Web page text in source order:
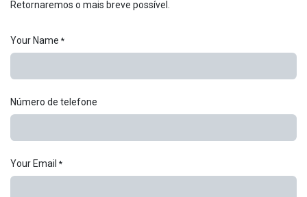
Retornaremos o mais breve possível.
Your Name *
Número de telefone
Your Email *